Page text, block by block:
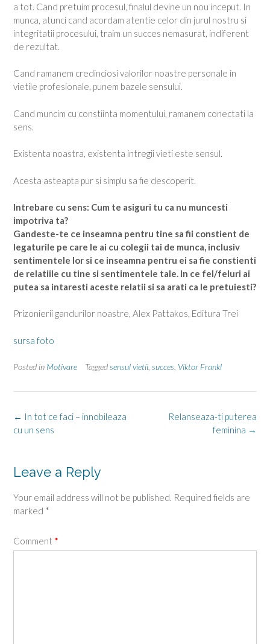
a tot. Cand pretuim procesul, finalul devine un nou inceput. In
munca, atunci cand acordam atentie celor din jurul nostru si
integritatii procesului, traim un succes nemasurat, indiferent
de rezultat.
Cand ramanem credinciosi valorilor noastre personale in
vietile profesionale, punem bazele sensului.
Cand muncim cu constiinta momentului, ramanem conectati la
sens.
Existenta noastra, existenta intregii vieti este sensul.
Acesta asteapta pur si simplu sa fie descoperit.
Intrebare cu sens: Cum te asiguri tu ca nu muncesti
impotriva ta?
Gandeste-te ce inseamna pentru tine sa fii constient de
legaturile pe care le ai cu colegii tai de munca, inclusiv
sentimentele lor si ce inseamna pentru ei sa fie constienti
de relatiile cu tine si sentimentele tale. In ce fel/feluri ai
putea sa intaresti aceste relatii si sa arati ca le pretuiesti?
Prizonierii gandurilor noastre, Alex Pattakos, Editura Trei
sursa foto
Posted in Motivare Tagged sensul vietii succes Viktor Frankl
Post
navigation
Relanseaza-ti puterea
feminina →
← In tot ce faci – innobileaza
cu un sens
Leave a Reply
Your email address will not be published. Required fields are
marked *
Comment *